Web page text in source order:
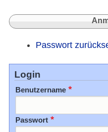
Passwort
Login
Benutzername
Passwort